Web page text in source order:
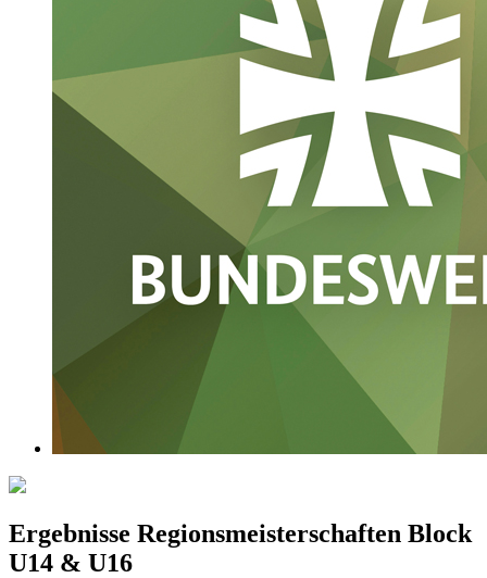
Ergebnisse Regionsmeisterschaften Block
U14 & U16